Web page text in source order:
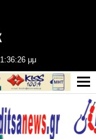
1:36:27 μμ